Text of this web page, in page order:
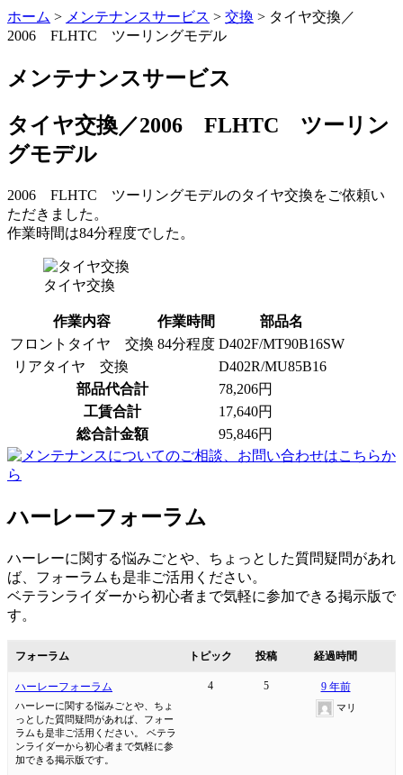
ホーム > メンテナンスサービス > 交換 > タイヤ交換／
2006 FLHTC ツーリングモデル
メンテナンスサービス
タイヤ交換／2006 FLHTC ツーリン
グモデル
2006 FLHTC ツーリングモデルのタイヤ交換をご依頼い
ただきました。
作業時間は84分程度でした。
タイヤ交換
作業内容 作業時間
部品名
フロントタイヤ 交換 84分程度 D402F/MT90B16SW
リアタイヤ 交換
D402R/MU85B16
部品代合計
78,206円
工賃合計
17,640円
総合計金額
95,846円
ハーレーフォーラム
ハーレーに関する悩みごとや、ちょっとした質問疑問があれ
ば、フォーラムも是非ご活用ください。
ベテランライダーから初心者まで気軽に参加できる掲示版で
す。
フォーラム トピック 投稿 経過時間
ハーレーフォーラム
ハーレーに関する悩みごとや、ちょ
っとした質問疑問があれば、フォー
ラムも是非ご活用ください。 ベテラ
ンライダーから初心者まで気軽に参
加できる掲示版です。
4 5 9 年前
マリ